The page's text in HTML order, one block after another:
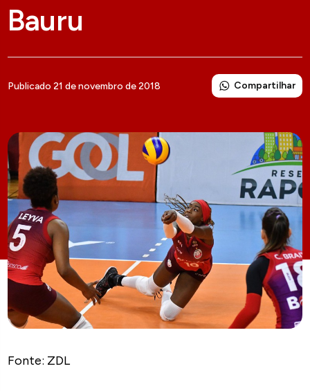
Bauru
Publicado 21 de novembro de 2018 Compartilhar
Fonte: ZDL